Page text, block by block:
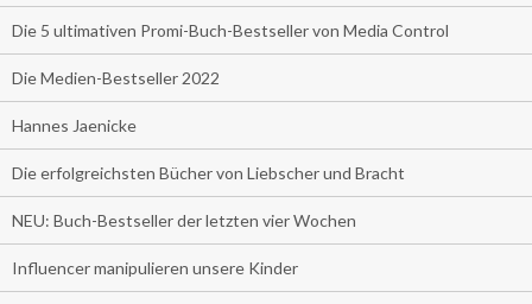
Die 5 ultimativen Promi-Buch-Bestseller von Media Control
Die Medien-Bestseller 2022
Hannes Jaenicke
Die erfolgreichsten Bücher von Liebscher und Bracht
NEU: Buch-Bestseller der letzten vier Wochen
Influencer manipulieren unsere Kinder